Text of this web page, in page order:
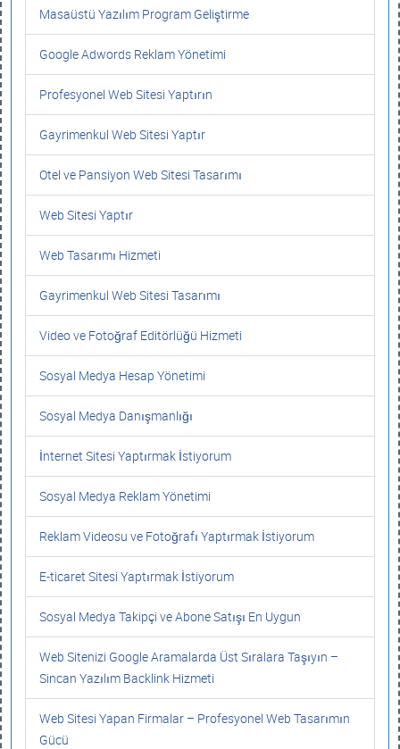
Masaüstü Yazılım Program Geliştirme
Google Adwords Reklam Yönetimi
Profesyonel Web Sitesi Yaptırın
Gayrimenkul Web Sitesi Yaptır
Otel ve Pansiyon Web Sitesi Tasarımı
Web Sitesi Yaptır
Web Tasarımı Hizmeti
Gayrimenkul Web Sitesi Tasarımı
Video ve Fotoğraf Editörlüğü Hizmeti
Sosyal Medya Hesap Yönetimi
Sosyal Medya Danışmanlığı
İnternet Sitesi Yaptırmak İstiyorum
Sosyal Medya Reklam Yönetimi
Reklam Videosu ve Fotoğrafı Yaptırmak İstiyorum
E-ticaret Sitesi Yaptırmak İstiyorum
Sosyal Medya Takipçi ve Abone Satışı En Uygun
Web Sitenizi Google Aramalarda Üst Sıralara Taşıyın –
Sincan Yazılım Backlink Hizmeti
Web Sitesi Yapan Firmalar – Profesyonel Web Tasarımın
Gücü